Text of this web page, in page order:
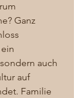
Ganz
auch
auf
Familie